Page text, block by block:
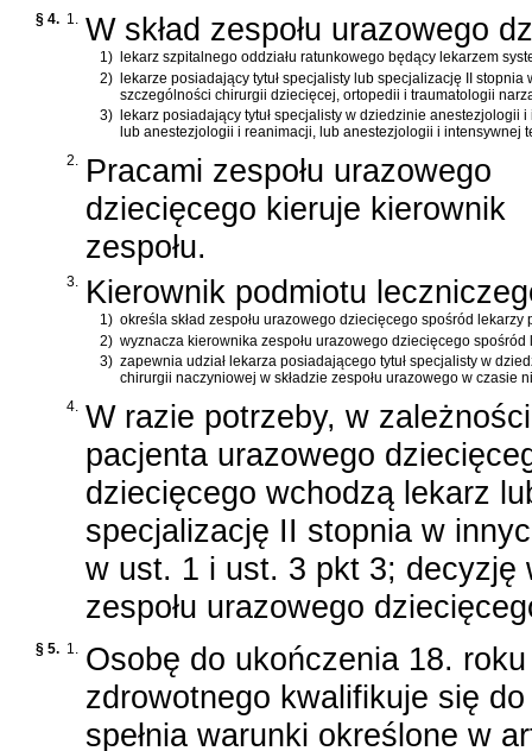
§ 4. 1. W skład zespołu urazowego
1)
lekarz szpitalnego oddziału ratunkowego będący lekarzem
2) lekarze posiadający tytuł specjalisty lub specjalizację II
szczególności chirurgii dziecięcej, ortopedii i traumatologii
3)
lekarz posiadający tytuł specjalisty w dziedzinie
lub anestezjologii i reanimacji, lub anestezjologii i intensywnej
2. Pracami zespołu urazowego
dziecięcego kieruje kierownik
zespołu.
3. Kierownik podmiotu
1) określa skład zespołu urazowego dziecięcego spośród
2) wyznacza kierownika zespołu urazowego dziecięcego spośród
3) zapewnia udział lekarza posiadającego tytuł specjalisty w
chirurgii naczyniowej w składzie zespołu urazowego w
4.
W razie potrzeby, w
pacjenta urazowego
dziecięcego wchodzą lekarz
specjalizację II stopnia w
w ust. 1 i ust. 3 pkt 3; decyzję
zespołu urazowego
§ 5. 1.
Osobę do ukończenia 18.
zdrowotnego kwalifikuje się
spełnia warunki określone w